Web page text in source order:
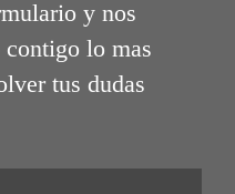
y nos
contigo lo mas
tus dudas